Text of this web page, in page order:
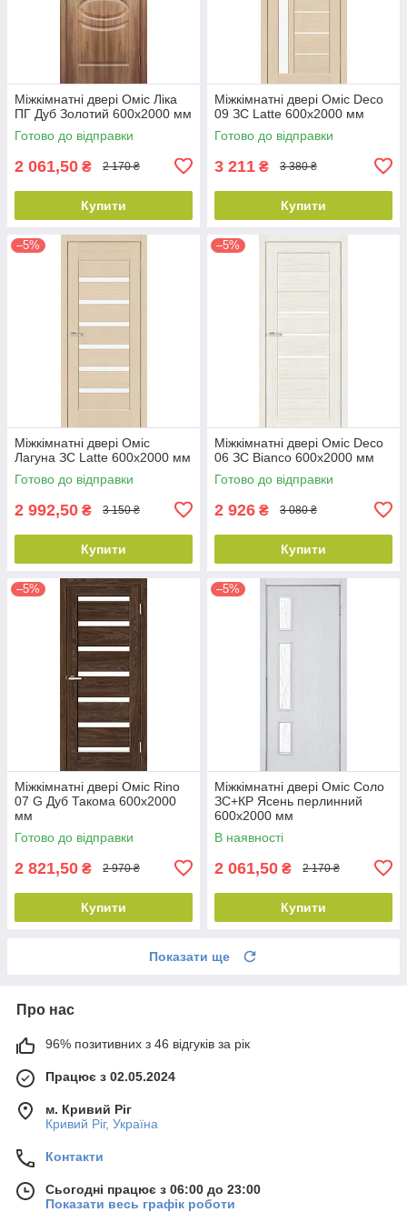
Міжкімнатні двері Оміс Ліка
ПГ Дуб Золотий 600х2000 мм
Готово до відправки
2 061,50 ₴ 2 170 ₴
Купити
Міжкімнатні двері Оміс Deco
09 ЗС Latte 600х2000 мм
Готово до відправки
3 211 ₴ 3 380 ₴
Купити
–5%
Міжкімнатні двері Оміс
Лагуна ЗС Latte 600х2000 мм
Готово до відправки
2 992,50 ₴ 3 150 ₴
Купити
–5%
Міжкімнатні двері Оміс Deco
06 ЗС Bianco 600х2000 мм
Готово до відправки
2 926 ₴ 3 080 ₴
Купити
–5%
Міжкімнатні двері Оміс Rino
07 G Дуб Такома 600х2000
мм
Готово до відправки
2 821,50 ₴ 2 970 ₴
Купити
–5%
Міжкімнатні двері Оміс Соло
ЗС+КР Ясень перлинний
600х2000 мм
В наявності
2 061,50 ₴ 2 170 ₴
Купити
Показати ще
Про нас
96% позитивних з 46 відгуків за рік
Працює з 02.05.2024
м. Кривий Ріг
Кривий Ріг, Україна
Контакти
Сьогодні працює з 06:00 до 23:00
Показати весь графік роботи